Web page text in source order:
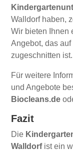
Walldorf haben,
Wir bieten Ihnen
Angebot, das
zugeschnitten ist.
Für weitere
und Angebote
Biocleans.de
Fazit
Die
Walldorfist ein